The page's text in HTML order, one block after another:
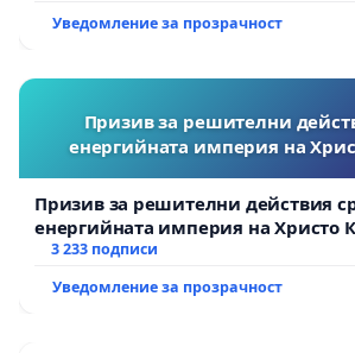
ВСС за компрометирания достъп
недостатъците на портала и
между двете системи, както и за
от продължаване на
през предишните
съдилищата.
Уведомление за прозрачност
Призив за решителни
енергийната империя на
Призив за решителни действия
енергийната империя на Христо
3 233 подписи
Уведомление за прозрачност